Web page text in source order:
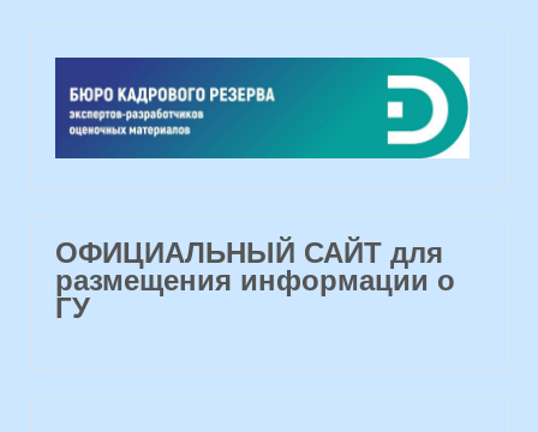
ОФИЦИАЛЬНЫЙ САЙТ для
размещения информации о
ГУ